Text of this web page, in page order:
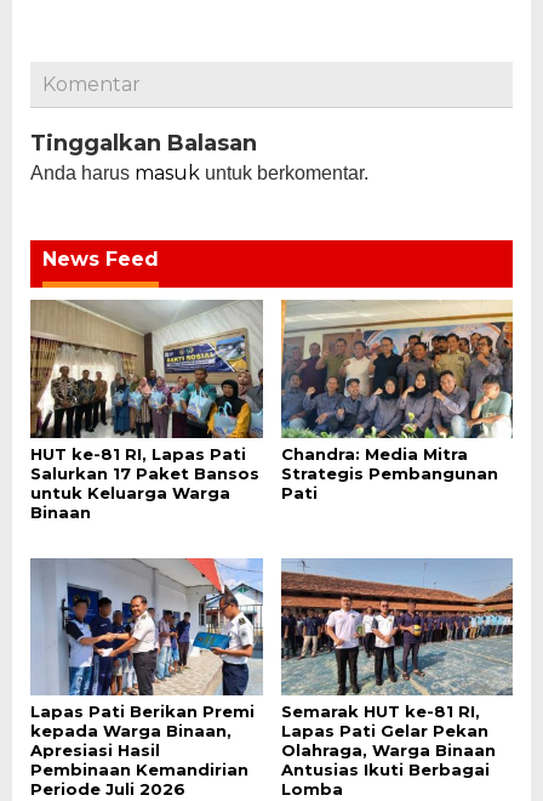
Komentar
Tinggalkan Balasan
Anda harus masuk untuk berkomentar.
News Feed
HUT ke-81 RI, Lapas Pati
Salurkan 17 Paket Bansos
untuk Keluarga Warga
Binaan
Chandra: Media Mitra
Strategis Pembangunan
Pati
Lapas Pati Berikan Premi
kepada Warga Binaan,
Apresiasi Hasil
Pembinaan Kemandirian
Periode Juli 2026
Semarak HUT ke-81 RI,
Lapas Pati Gelar Pekan
Olahraga, Warga Binaan
Antusias Ikuti Berbagai
Lomba